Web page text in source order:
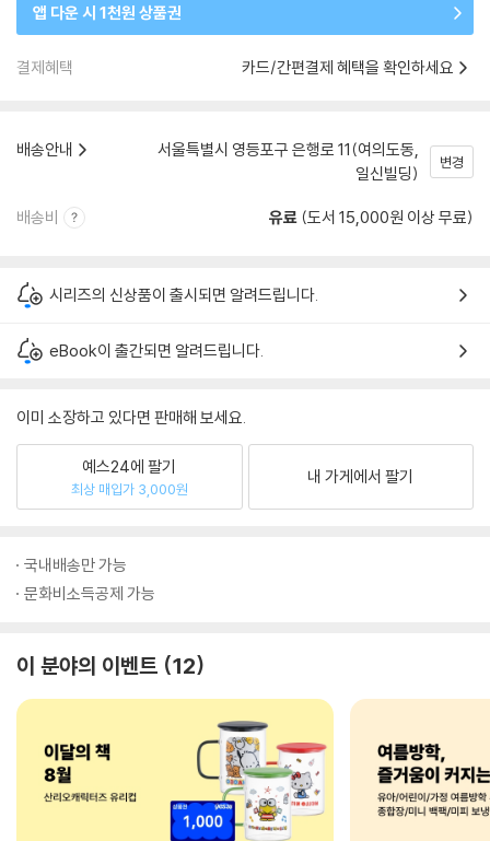
앱 다운 시 1천원 상품권
결제혜택 카드/간편결제 혜택을 확인하세요
배송안내
서울특별시 영등포구 은행로 11(여의도동,
일신빌딩)
변경
배송비 유료 (도서 15,000원 이상 무료)
시리즈의 신상품이 출시되면 알려드립니다.
eBook이 출간되면 알려드립니다.
이미 소장하고 있다면 판매해 보세요.
예스24에 팔기
최상 매입가 3,000원
내 가게에서 팔기
국내배송만 가능
문화비소득공제 가능
이 분야의 이벤트 12